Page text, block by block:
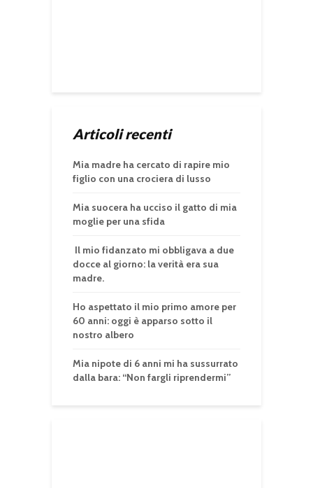
Articoli recenti
Mia madre ha cercato di rapire mio
figlio con una crociera di lusso
Mia suocera ha ucciso il gatto di mia
moglie per una sfida
Il mio fidanzato mi obbligava a due
docce al giorno: la verità era sua
madre.
Ho aspettato il mio primo amore per
60 anni: oggi è apparso sotto il
nostro albero
Mia nipote di 6 anni mi ha sussurrato
dalla bara: “Non fargli riprendermi”